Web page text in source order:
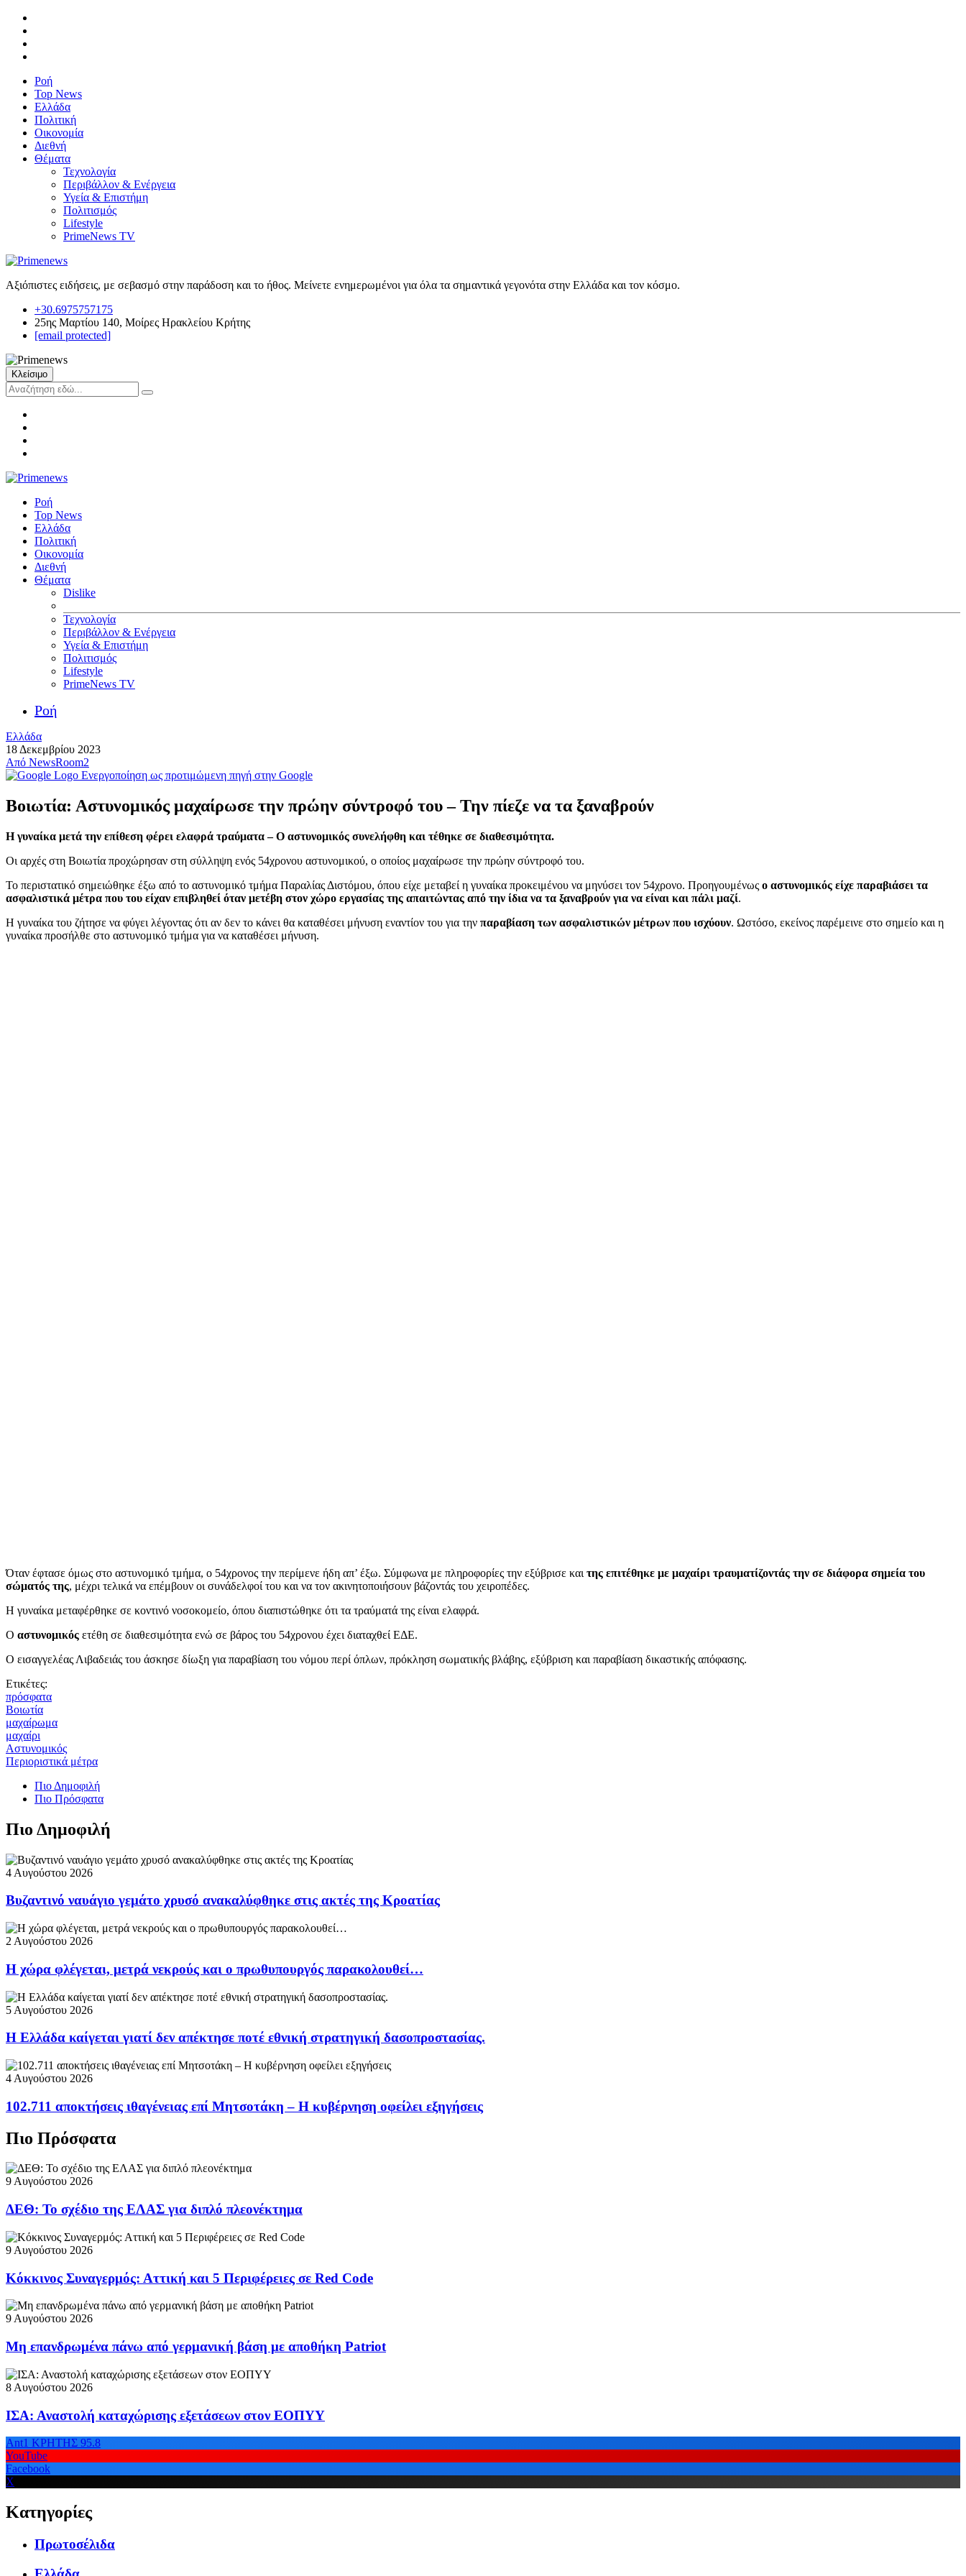
Ροή
Top News
Ελλάδα
Πολιτική
Οικονομία
Διεθνή
Θέματα
Τεχνολογία
Περιβάλλον & Ενέργεια
Υγεία & Επιστήμη
Πολιτισμός
Lifestyle
PrimeNews TV
Αξιόπιστες ειδήσεις, με σεβασμό στην παράδοση και το ήθος. Μείνετε ενημερωμένοι για όλα τα σημαντικά γεγονότα στην Ελλάδα και τον κόσμο.
+30.6975757175
25ης Μαρτίου 140, Μοίρες Ηρακλείου Κρήτης
[email protected]
Κλείσιμο
Ροή
Top News
Ελλάδα
Πολιτική
Οικονομία
Διεθνή
Θέματα
Dislike
Τεχνολογία
Περιβάλλον & Ενέργεια
Υγεία & Επιστήμη
Πολιτισμός
Lifestyle
PrimeNews TV
Ροή
Ελλάδα
18 Δεκεμβρίου 2023
Από NewsRoom2
Ενεργοποίηση ως προτιμώμενη πηγή στην Google
Βοιωτία: Αστυνομικός μαχαίρωσε την πρώην σύντροφό του – Την πίεζε να τα ξαναβρούν
Η γυναίκα μετά την επίθεση φέρει ελαφρά τραύματα – Ο αστυνομικός συνελήφθη και τέθηκε σε διαθεσιμότητα.
Οι αρχές στη Βοιωτία προχώρησαν στη σύλληψη ενός 54χρονου αστυνομικού, ο οποίος μαχαίρωσε την πρώην σύντροφό του.
Το περιστατικό σημειώθηκε έξω από το αστυνομικό τμήμα Παραλίας Διστόμου, όπου είχε μεταβεί η γυναίκα προκειμένου να μηνύσει τον 54χρονο. Προηγουμένως ο αστυνομικός είχε παραβιάσει τα
ασφαλιστικά μέτρα που του είχαν επιβληθεί όταν μετέβη στον χώρο εργασίας της απαιτώντας από την ίδια να τα ξαναβρούν για να είναι και πάλι μαζί.
Η γυναίκα του ζήτησε να φύγει λέγοντας ότι αν δεν το κάνει θα καταθέσει μήνυση εναντίον του για την παραβίαση των ασφαλιστικών μέτρων που ισχύουν. Ωστόσο, εκείνος παρέμεινε στο σημείο και η
γυναίκα προσήλθε στο αστυνομικό τμήμα για να καταθέσει μήνυση.
Όταν έφτασε όμως στο αστυνομικό τμήμα, ο 54χρονος την περίμενε ήδη απ’ έξω. Σύμφωνα με πληροφορίες την εξύβρισε και της επιτέθηκε με μαχαίρι τραυματίζοντάς την σε διάφορα σημεία του
σώματός της, μέχρι τελικά να επέμβουν οι συνάδελφοί του και να τον ακινητοποιήσουν βάζοντάς του χειροπέδες.
Η γυναίκα μεταφέρθηκε σε κοντινό νοσοκομείο, όπου διαπιστώθηκε ότι τα τραύματά της είναι ελαφρά.
Ο αστυνομικός ετέθη σε διαθεσιμότητα ενώ σε βάρος του 54χρονου έχει διαταχθεί ΕΔΕ.
Ο εισαγγελέας Λιβαδειάς του άσκησε δίωξη για παραβίαση του νόμου περί όπλων, πρόκληση σωματικής βλάβης, εξύβριση και παραβίαση δικαστικής απόφασης.
Ετικέτες:
πρόσφατα
Βοιωτία
μαχαίρωμα
μαχαίρι
Αστυνομικός
Περιοριστικά μέτρα
Πιο Δημοφιλή
Πιο Πρόσφατα
Πιο Δημοφιλή
4 Αυγούστου 2026
Βυζαντινό ναυάγιο γεμάτο χρυσό ανακαλύφθηκε στις ακτές της Κροατίας
2 Αυγούστου 2026
Η χώρα φλέγεται, μετρά νεκρούς και ο πρωθυπουργός παρακολουθεί…
5 Αυγούστου 2026
Η Ελλάδα καίγεται γιατί δεν απέκτησε ποτέ εθνική στρατηγική δασοπροστασίας.
4 Αυγούστου 2026
102.711 αποκτήσεις ιθαγένειας επί Μητσοτάκη – Η κυβέρνηση οφείλει εξηγήσεις
Πιο Πρόσφατα
9 Αυγούστου 2026
ΔΕΘ: Το σχέδιο της ΕΛΑΣ για διπλό πλεονέκτημα
9 Αυγούστου 2026
Κόκκινος Συναγερμός: Αττική και 5 Περιφέρειες σε Red Code
9 Αυγούστου 2026
Μη επανδρωμένα πάνω από γερμανική βάση με αποθήκη Patriot
8 Αυγούστου 2026
ΙΣΑ: Αναστολή καταχώρισης εξετάσεων στον ΕΟΠΥΥ
Ant1 ΚΡΗΤΗΣ 95.8
YouTube
Facebook
X
Κατηγορίες
Πρωτοσέλιδα